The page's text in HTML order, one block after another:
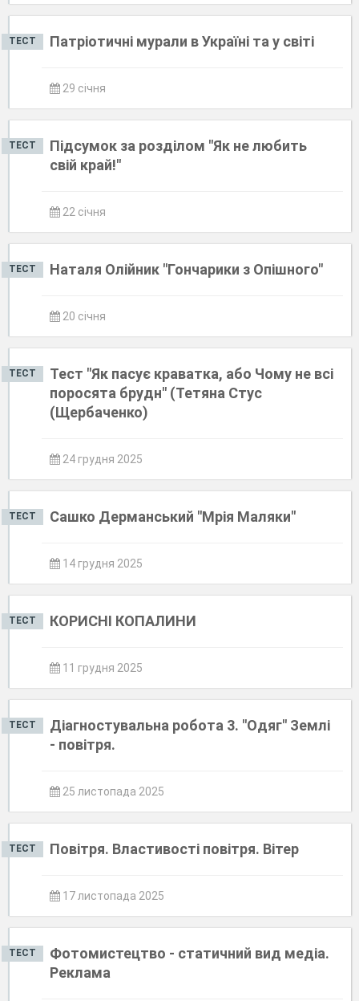
ТЕСТ Патріотичні мурали в Україні та у світі
29 січня
ТЕСТ
Підсумок за розділом "Як не любить
свій край!"
22 січня
ТЕСТ Наталя Олійник "Гончарики з Опішного"
20 січня
ТЕСТ
Тест "Як пасує краватка, або Чому не всі
поросята брудн" (Тетяна Стус
(Щербаченко)
24 грудня 2025
ТЕСТ Сашко Дерманський "Мрія Маляки"
14 грудня 2025
ТЕСТ КОРИСНІ КОПАЛИНИ
11 грудня 2025
ТЕСТ
Діагностувальна робота 3. "Одяг" Землі
- повітря.
25 листопада 2025
ТЕСТ Повітря. Властивості повітря. Вітер
17 листопада 2025
ТЕСТ
Фотомистецтво - статичний вид медіа.
Реклама